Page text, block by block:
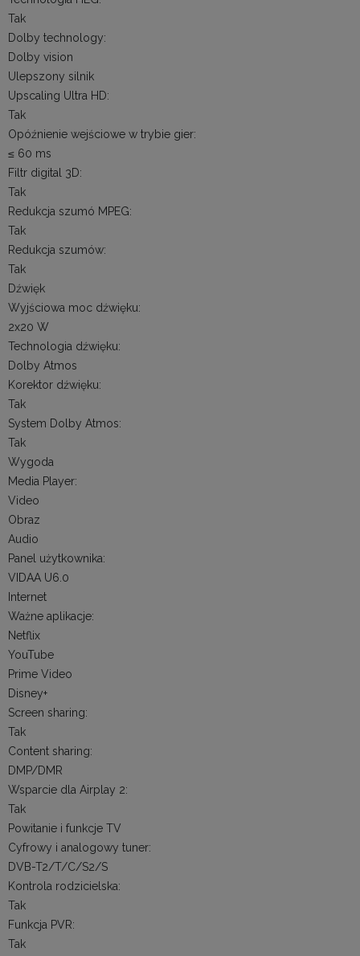
Tak
Dolby technology:
Dolby vision
Ulepszony silnik
Upscaling Ultra HD:
Tak
Opóźnienie wejściowe w trybie gier:
≤ 60 ms
Filtr digital 3D:
Tak
Redukcja szumó MPEG:
Tak
Redukcja szumów:
Tak
Dźwięk
Wyjściowa moc dźwięku:
2x20 W
Technologia dźwięku:
Dolby Atmos
Korektor dźwięku:
Tak
System Dolby Atmos:
Tak
Wygoda
Media Player:
Video
Obraz
Audio
Panel użytkownika:
VIDAA U6.0
Internet
Ważne aplikacje:
Netflix
YouTube
Prime Video
Disney+
Screen sharing:
Tak
Content sharing:
DMP/DMR
Wsparcie dla Airplay 2:
Tak
Powitanie i funkcje TV
Cyfrowy i analogowy tuner:
DVB-T2/T/C/S2/S
Kontrola rodzicielska:
Tak
Funkcja PVR:
Tak